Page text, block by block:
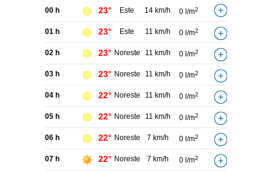
00 h 23° Este 14 km/h 0 l/m2
01 h 23° Este 11 km/h 0 l/m2
02 h 23° Noreste 11 km/h 0 l/m2
03 h 23° Noreste 11 km/h 0 l/m2
04 h 22° Noreste 11 km/h 0 l/m2
05 h 22° Noreste 11 km/h 0 l/m2
06 h 22° Noreste 7 km/h 0 l/m2
07 h 22° Noreste 7 km/h 0 l/m2